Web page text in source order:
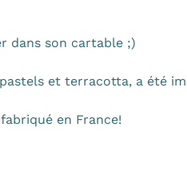
dans son cartable ;)
et terracotta, a été
en France!